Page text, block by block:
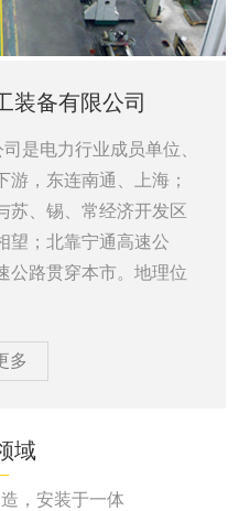
装备有限公司
是电力行业成员单位、
，东连南通、上海；
苏、锡、常经济开发区
望；北靠宁通高速公
公路贯穿本市。地理位
多
域
，安装于一体